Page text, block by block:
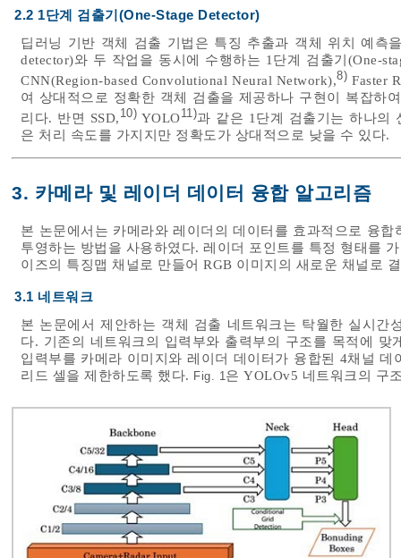
2.2 1단계 검출기(One-Stage Detector)
딥러닝 기반 객체 검출 기법은 특징 추출과 객체 위치 예측
detector)와 두 작업을 동시에 수행하는 1단계 검출기(One-
CNN(Region-based Convolutional Neural Network),8) Faster
여 상대적으로 정확한 객체 검출을 제공하나 구현이 복잡하
리다. 반면 SSD, 10) YOLO11)과 같은 1단계 검출기는 하나의
은 처리 속도를 가지지만 정확도가 상대적으로 낮을 수 있다.
3. 카메라 및 레이더 데이터 융합 알고리즘
본 논문에서는 카메라와 레이더의 데이터를 효과적으로 융
투영하는 방법을 사용하였다. 레이더 포인트를 특정 형태를
이즈의 특징맵 채널로 만들어 RGB 이미지의 새로운 채널로
3.1 네트워크
본 논문에서 제안하는 객체 검출 네트워크는 탁월한 실시
다. 기존의 네트워크의 입력부와 출력부의 구조를 목적에
입력부를 카메라 이미지와 레이더 데이터가 융합된 4채널
리드 셀을 제한하도록 했다. Fig. 1은 YOLOv5 네트워크의 구